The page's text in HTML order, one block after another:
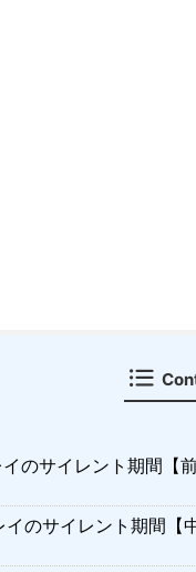
のサイレント期間【
イのサイレント期間【